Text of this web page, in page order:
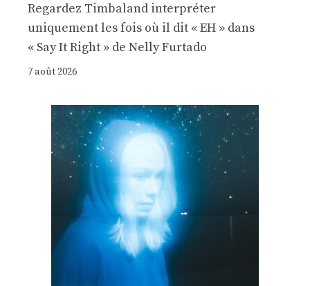
Regardez Timbaland interpréter
uniquement les fois où il dit « EH » dans
« Say It Right » de Nelly Furtado
7 août 2026